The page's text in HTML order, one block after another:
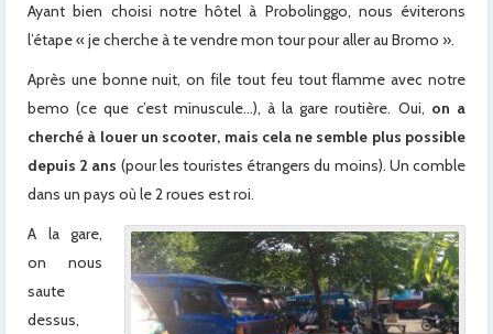
Ayant bien choisi notre hôtel à Probolinggo, nous éviterons
l’étape « je cherche à te vendre mon tour pour aller au Bromo ».
Après une bonne nuit, on file tout feu tout flamme avec notre
bemo (ce que c’est minuscule…), à la gare routière. Oui, on a
cherché à louer un scooter, mais cela ne semble plus possible
depuis 2 ans (pour les touristes étrangers du moins). Un comble
dans un pays où le 2 roues est roi.
A la gare,
on nous
saute
dessus,